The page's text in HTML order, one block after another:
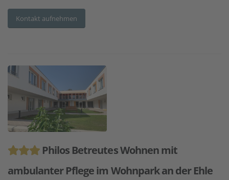
Kontakt aufnehmen
Philos Betreutes Wohnen mit
ambulanter Pflege im Wohnpark an der Ehle